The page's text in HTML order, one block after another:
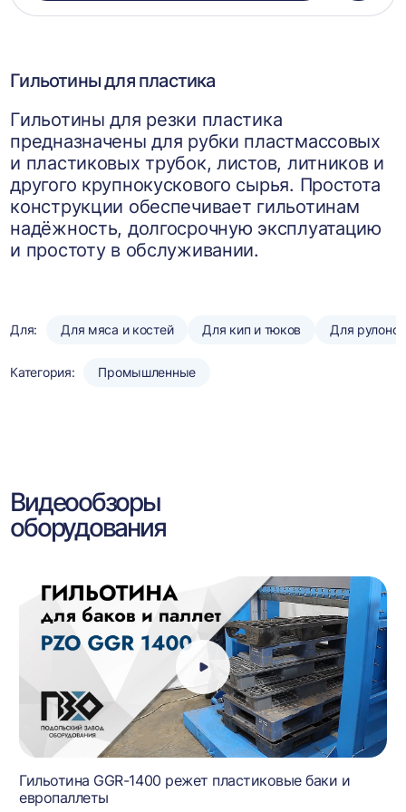
Гильотины для пластика
Гильотины для резки пластика
предназначены для рубки пластмассовых
и пластиковых трубок, листов, литников и
другого крупнокускового сырья. Простота
конструкции обеспечивает гильотинам
надёжность, долгосрочную эксплуатацию
и простоту в обслуживании.
Для: Для мяса и костей Для кип и тюков Для рулонов
Категория: Промышленные
Видеообзоры
оборудования
Гильотина GGR-1400 режет пластиковые баки и
европаллеты